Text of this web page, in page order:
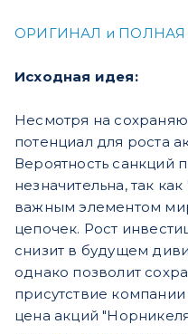
ОРИГИНАЛ и ПОЛНАЯ
Исходная идея:
Несмотря на
потенциал для роста
Вероятность санкций
незначительна, так
важным элементом
цепочек. Рост
снизит в будущем
однако позволит
присутствие
цена акций